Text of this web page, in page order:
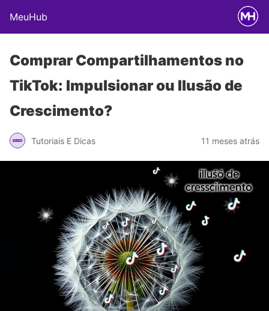
MeuHub
Comprar Compartilhamentos no
TikTok: Impulsionar ou Ilusão de
Crescimento?
Tutoriais E Dicas 11 meses atrás